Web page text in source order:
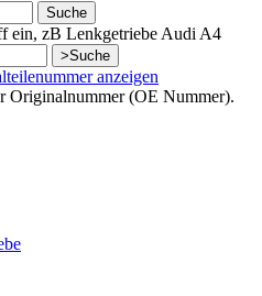
Suche
ein, zB Lenkgetriebe Audi A4
>Suche
anzeigen
Originalnummer (OE Nummer).